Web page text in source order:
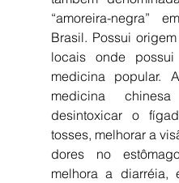
“amoreira-negra”
Brasil. Possui
locais onde
medicina popular.
medicina
desintoxicar o
tosses, melhorar a
dores no
melhora a diarréia,